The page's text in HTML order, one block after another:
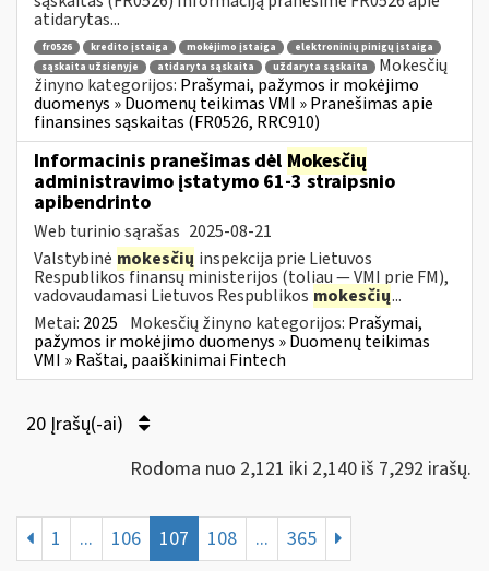
atidarytas...
fr0526 kredito įstaiga mokėjimo įstaiga
elektroninių pinigų įstaiga
sąskaita užsienyje
atidaryta sąskaita uždaryta sąskaita
Mokesčių
žinyno kategorijos: Prašymai, pažymos ir mokėjimo
duomenys » Duomenų teikimas VMI » Pranešimas apie
finansines sąskaitas (FR0526, RRC910)
Informacinis pranešimas dėl Mokesčių
administravimo įstatymo 61-3 straipsnio
apibendrinto
Web turinio sąrašas 2025-08-21
Valstybinė mokesčių inspekcija prie Lietuvos
Respublikos finansų ministerijos (toliau — VMI prie FM),
vadovaudamasi Lietuvos Respublikos mokesčių...
Metai: 2025 Mokesčių žinyno kategorijos: Prašymai,
pažymos ir mokėjimo duomenys » Duomenų teikimas
VMI » Raštai, paaiškinimai Fintech
20 Įrašų(-ai)
Rodoma nuo 2,121 iki 2,140 iš 7,292 irašų.
1 ... 106 107 108 ... 365